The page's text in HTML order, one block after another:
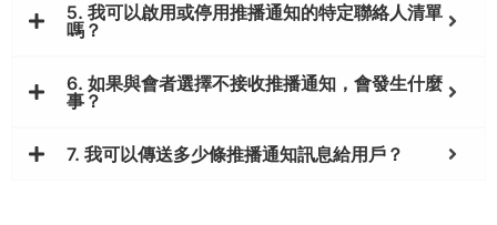
5. 我可以啟用或停用推播通知的特定聯絡人清單
嗎？
6. 如果與會者選擇不接收推播通知，會發生什麼
事？
7. 我可以傳送多少條推播通知訊息給用戶？